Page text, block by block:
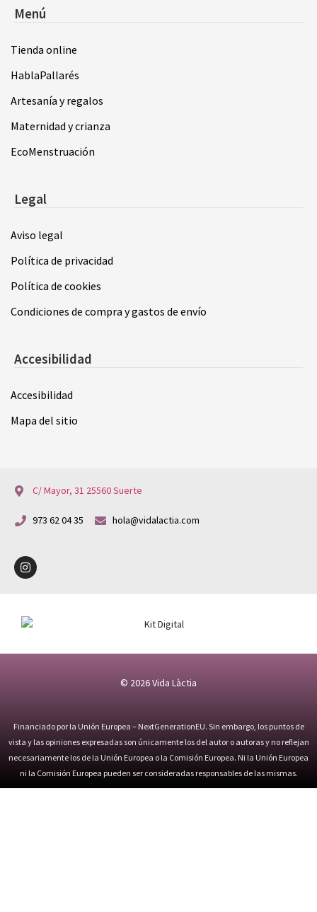
Menú
Tienda online
HablaPallarés
Artesanía y regalos
Maternidad y crianza
EcoMenstruación
Legal
Aviso legal
Política de privacidad
Política de cookies
Condiciones de compra y gastos de envío
Accesibilidad
Accesibilidad
Mapa del sitio
C/ Mayor, 31 25560 Suerte
973 62 04 35 hola@vidalactia.com
© 2026Vida Làctia
Financiado por la Unión Europea – NextGenerationEU. Sin embargo, los puntos de
vista y las opiniones expresadas son únicamente los del autor o autoras y no reflejan
necesariamente los de la Unión Europea o la Comisión Europea. Ni la Unión Europea
ni la Comisión Europea pueden ser consideradas responsables de las mismas.